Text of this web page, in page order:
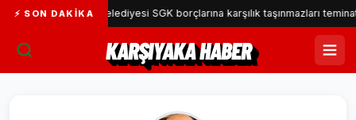
⚡ SON DAKIKA
Karşıyaka Belediyesi SGK borçlarına karşılık taşınmazları teminat
KARŞIYAKA HABER